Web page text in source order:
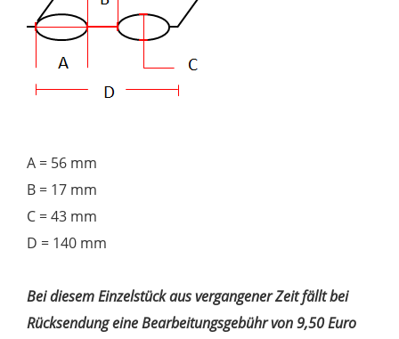
A = 56 mm
B = 17 mm
C = 43 mm
D = 140 mm
Bei diesem Einzelstück aus vergangener Zeit fällt bei
Rücksendung eine Bearbeitungsgebühr von 9,50 Euro